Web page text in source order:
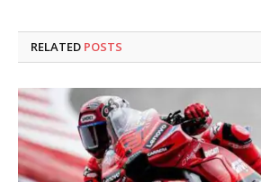
RELATED POSTS